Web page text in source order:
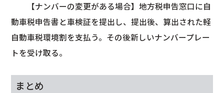
【ナンバーの変更がある場合】地方税申告窓口に自
動車税申告書と車検証を提出し、提出後、算出された軽
自動車税環境割を支払う。その後新しいナンバープレー
トを受け取る。
まとめ